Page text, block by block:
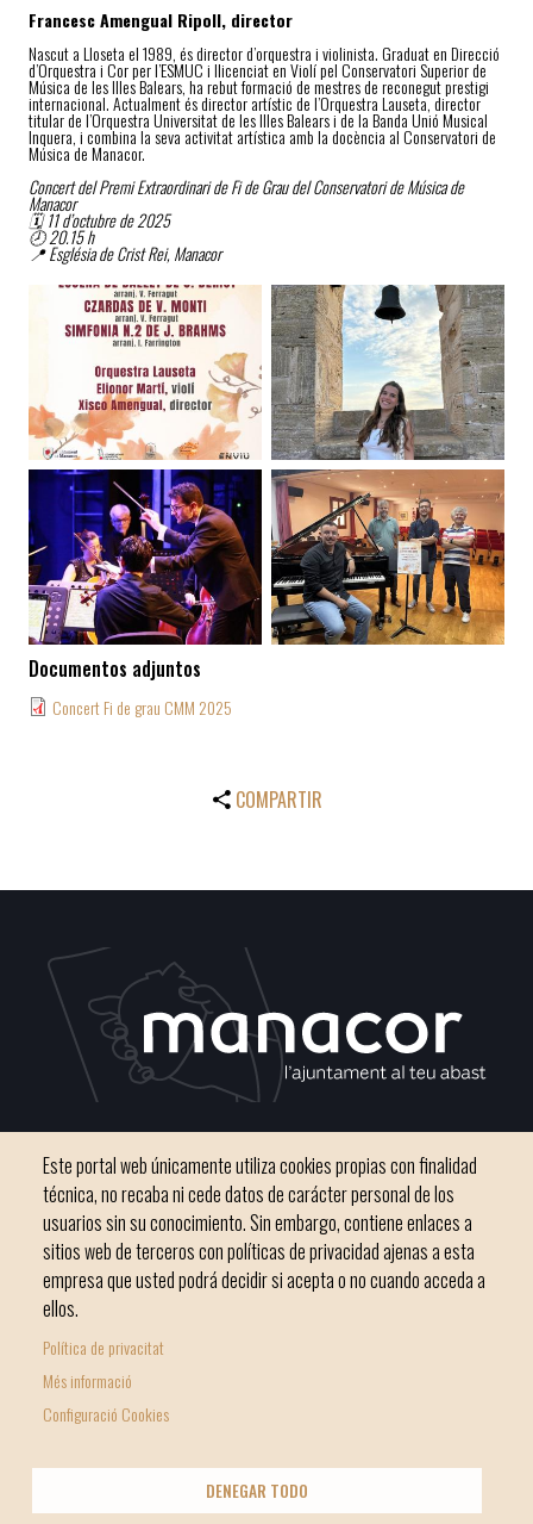
Francesc Amengual Ripoll, director
Nascut a Lloseta el 1989, és director d’orquestra i violinista. Graduat en Direcció
d’Orquestra i Cor per l’ESMUC i llicenciat en Violí pel Conservatori Superior de
Música de les Illes Balears, ha rebut formació de mestres de reconegut prestigi
internacional. Actualment és director artístic de l’Orquestra Lauseta, director
titular de l’Orquestra Universitat de les Illes Balears i de la Banda Unió Musical
Inquera, i combina la seva activitat artística amb la docència al Conservatori de
Música de Manacor.
Concert del Premi Extraordinari de Fi de Grau del Conservatori de Música de
Manacor
🗓 11 d’octubre de 2025
🕗 20.15 h
📍 Església de Crist Rei, Manacor
Documentos adjuntos
Concert Fi de grau CMM 2025
COMPARTIR
Footer
menu
-
Teléfono 971 84 91 00 - CIF: P0703300D
Este portal web únicamente utiliza cookies propias con finalidad
técnica, no recaba ni cede datos de carácter personal de los
usuarios sin su conocimiento. Sin embargo, contiene enlaces a
sitios web de terceros con políticas de privacidad ajenas a esta
empresa que usted podrá decidir si acepta o no cuando acceda a
ellos.
Política de privacitat
Més informació
Configuració Cookies
DENEGAR TODO
© Ayuntamiento de Manacor
Licencia Creative Commons